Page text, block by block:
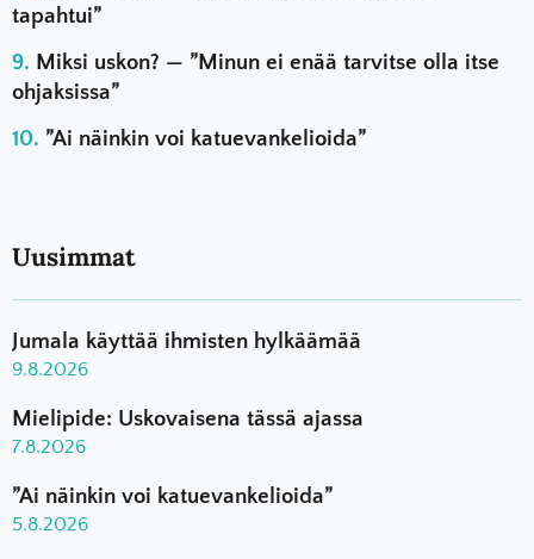
tapahtui”
Miksi uskon? — ”Minun ei enää tarvitse olla itse
ohjaksissa”
”Ai näinkin voi katuevankelioida”
Uusimmat
Jumala käyttää ihmisten hylkäämää
9.8.2026
Mielipide: Uskovaisena tässä ajassa
7.8.2026
”Ai näinkin voi katuevankelioida”
5.8.2026